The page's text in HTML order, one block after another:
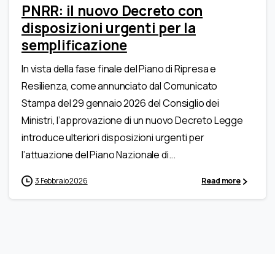
PNRR: il nuovo Decreto con
disposizioni urgenti per la
semplificazione
In vista della fase finale del Piano di Ripresa e
Resilienza, come annunciato dal Comunicato
Stampa del 29 gennaio 2026 del Consiglio dei
Ministri, l’approvazione di un nuovo Decreto Legge
introduce ulteriori disposizioni urgenti per
l’attuazione del Piano Nazionale di...
3 Febbraio 2026 Read more